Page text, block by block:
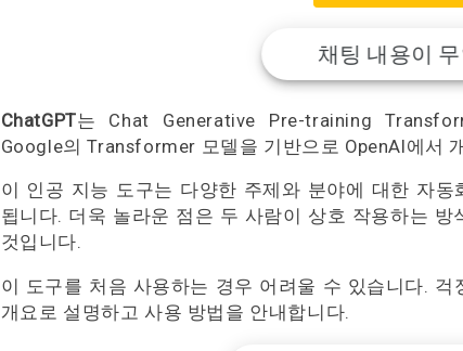
채팅 내용이
ChatGPT는 Chat Generative Pre-training
Google의 Transformer 모델을 기반으로 OpenAI에서
이 인공 지능 도구는 다양한 주제와 분야에 대한 자
됩니다. 더욱 놀라운 점은 두 사람이 상호 작용하는
것입니다.
이 도구를 처음 사용하는 경우 어려울 수 있습니다.
개요로 설명하고 사용 방법을 안내합니다.